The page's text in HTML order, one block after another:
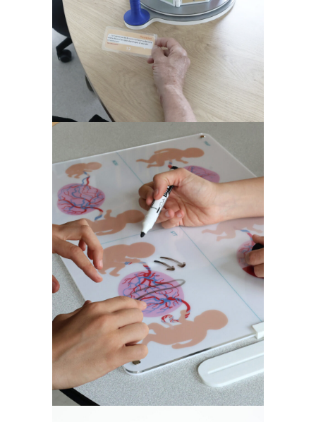
Addictologie de Bicêtre
Fablab hospitalier
Outil de dialogue
Obstétrique &
Médecine Foetale
@Necker AP-HP
Fablab hospitalier